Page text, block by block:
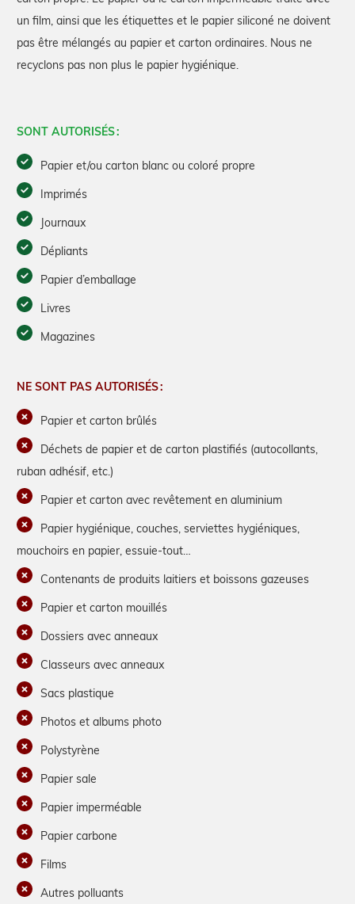
un film, ainsi que les étiquettes et le papier siliconé ne doivent
pas être mélangés au papier et carton ordinaires. Nous ne
recyclons pas non plus le papier hygiénique.
SONT AUTORISÉS :
Papier et/ou carton blanc ou coloré propre
Imprimés
Journaux
Dépliants
Papier d’emballage
Livres
Magazines
NE SONT PAS AUTORISÉS :
Papier et carton brûlés
Déchets de papier et de carton plastifiés (autocollants,
ruban adhésif, etc.)
Papier et carton avec revêtement en aluminium
Papier hygiénique, couches, serviettes hygiéniques,
mouchoirs en papier, essuie-tout…
Contenants de produits laitiers et boissons gazeuses
Papier et carton mouillés
Dossiers avec anneaux
Classeurs avec anneaux
Sacs plastique
Photos et albums photo
Polystyrène
Papier sale
Papier imperméable
Papier carbone
Films
Autres polluants